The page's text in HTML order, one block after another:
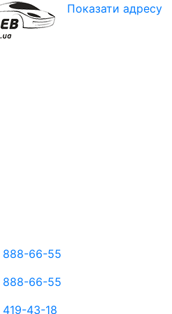
Показати адресу
888-66-55
888-66-55
419-43-18